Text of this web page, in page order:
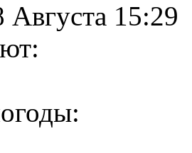
Августа 15:29